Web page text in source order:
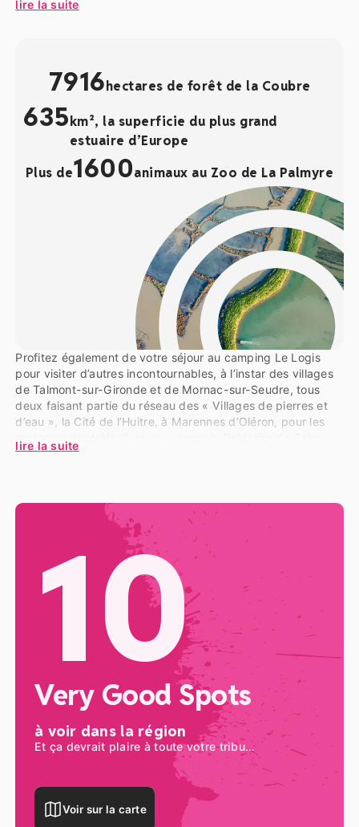
Palais-sur-Mer) et ses bâtiments modernistes de l’après-
nombreux sentiers de randonnée. Aux Mathes, le Zoo de La
Palmyre est l’un des parcs animaliers les plus célèbres et
visités de France. Il s’étend sur plus de 18 hectares et
abrite environ 1 600 animaux de 115 espèces différentes.
lire la suite
7916hectares de forêt de la Coubre
635km², la superficie du plus grand
estuaire d’Europe
Plus de1600animaux au Zoo de La Palmyre
Profitez également de votre séjour au camping Le Logis
pour visiter d’autres incontournables, à l’instar des villages
de Talmont-sur-Gironde et de Mornac-sur-Seudre, tous
deux faisant partie du réseau des « Villages de pierres et
d’eau », la Cité de l’Huitre, à Marennes d’Oléron, pour les
Césaire, entre Saintes et Cognac, pour remonter au temps
lire la suite
10
Very Good Spots
à voir dans la région
Et ça devrait plaire à toute votre tribu…
Voir sur la carte